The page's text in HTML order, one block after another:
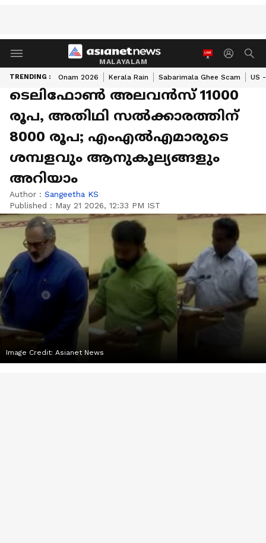
MALAYALAM
TRENDING : Onam 2026 Kerala Rain Sabarimala Ghee Scam US
ടെലിഫോൺ അലവൻസ് 11000
രൂപ, അതിഥി സൽക്കാ‍രത്തിന്
8000 രൂപ; എംഎൽഎമാരുടെ
ശമ്പളവും ആനുകൂല്യങ്ങളും
അറിയാം
Author : Sangeetha KS
Published : May 21 2026, 12:33 PM IST
Image Credit: Asianet News